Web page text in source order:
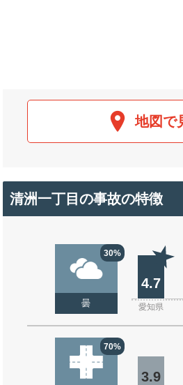
地図で
清洲一丁目の事故の特徴
30%
曇
4.7
愛知県
70%
3.9